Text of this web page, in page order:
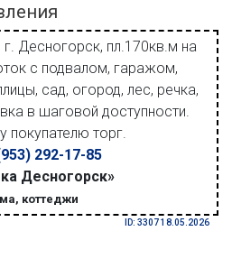
Десногорск, пл.170кв.м на
с подвалом, гаражом,
сад, огород, лес, речка,
в шаговой доступности.
покупателю торг.
292-17-85
Десногорск»
коттеджи
ID: 3307 18.05.2026